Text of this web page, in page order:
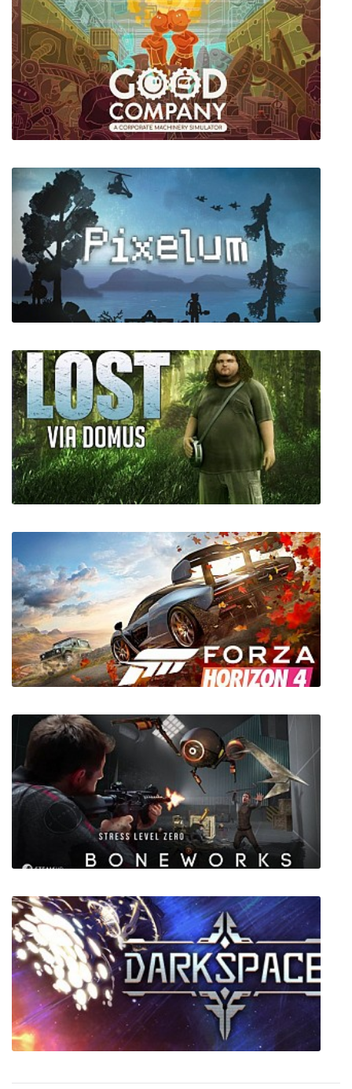
Ailuri
Good Company
Pixelum
LOST: Via Domus
Forza Horizon 4 + все дополнения
Boneworks